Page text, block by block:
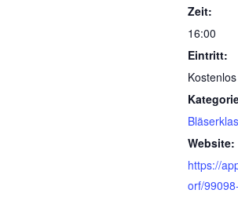
Zeit:
16:00
Eintritt:
Kostenlos
Website:
https://
orf/